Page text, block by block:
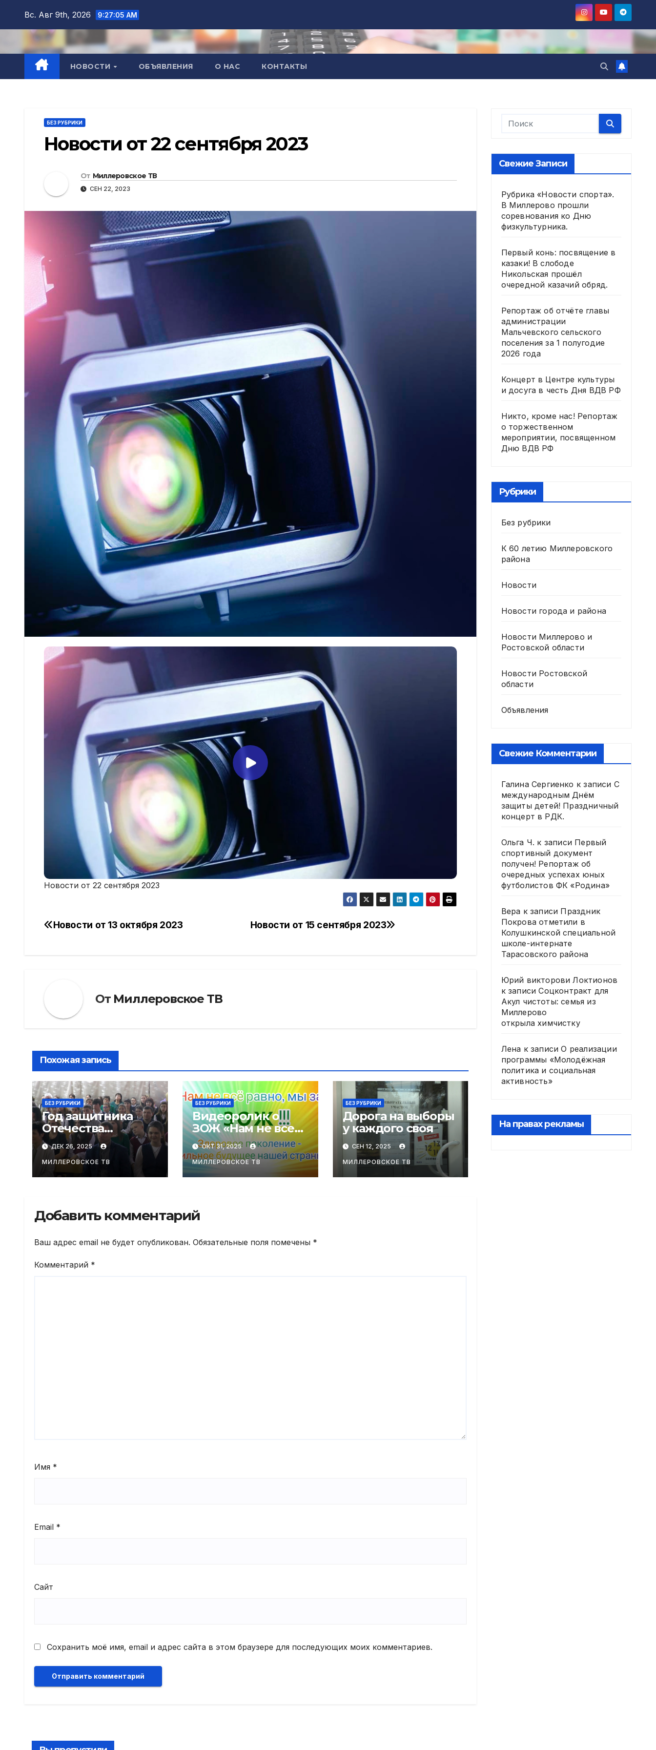
содержимому
Вс. Авг 9th, 2026 9:27:07 AM
НОВОСТИ ОБЪЯВЛЕНИЯ О НАС КОНТАКТЫ
БЕЗ РУБРИКИ
Новости от 22 сентября 2023
От Миллеровское ТВ
СЕН 22, 2023
Новости от 22 сентября 2023
Навигация
Новости от 15 сентября 2023
Новости от 13 октября 2023
От Миллеровское ТВ
Похожая запись
БЕЗ РУБРИКИ
Год защитника
Отечества
завершился
ярким
праздником в
Миллеровской
ДЕК 26, 2025
МИЛЛЕРОВСКОЕ ТВ
БЕЗ РУБРИКИ
Видеоролик о
ЗОЖ «Нам не все
равно!»
ОКТ 31, 2025
МИЛЛЕРОВСКОЕ ТВ
БЕЗ РУБРИКИ
Дорога на выборы
у каждого своя
СЕН 12, 2025
МИЛЛЕРОВСКОЕ ТВ
Добавить комментарий
Ваш адрес email не будет опубликован. Обязательные поля помечены *
Комментарий *
Имя *
Email *
Сайт
Сохранить моё имя, email и адрес сайта в этом браузере для последующих моих комментариев.
Свежие Записи
Рубрика «Новости спорта».
В Миллерово прошли
соревнования ко Дню
физкультурника.
Первый конь: посвящение в
казаки! В слободе
Никольская прошёл
очередной казачий обряд.
Репортаж об отчёте главы
администрации
Мальчевского сельского
поселения за 1 полугодие
2026 года
Концерт в Центре культуры
и досуга в честь Дня ВДВ РФ
Никто, кроме нас! Репортаж
о торжественном
мероприятии, посвященном
Дню ВДВ РФ
Рубрики
Без рубрики
К 60 летию Миллеровского
района
Новости
Новости города и района
Новости Миллерово и
Ростовской области
Новости Ростовской
области
Объявления
Свежие Комментарии
Галина Сергиенко к записи С
международным Днём
защиты детей! Праздничный
концерт в РДК.
Ольга Ч. к записи Первый
спортивный документ
получен! Репортаж об
очередных успехах юных
футболистов ФК «Родина»
Вера к записи Праздник
Покрова отметили в
Колушкинской специальной
школе-интернате
Тарасовского района
Юрий викторови Локтионов
к записиСоцконтракт для
Акул чистоты: семья из
Миллерово
открыла химчистку
Лена к записиО реализации
программы «Молодёжная
политика и социальная
активность»
На правах рекламы